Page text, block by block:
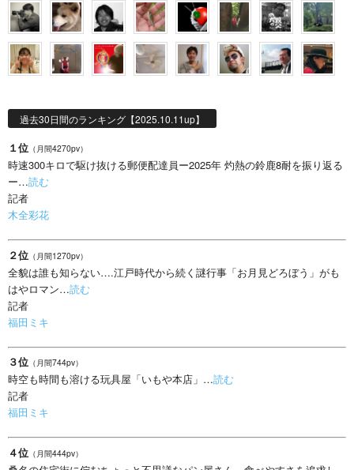
過去30日間のランキング【2025.10.11up】
１位 （月間4270pv）
時速300キロで駆け抜ける郵便配達員ー2025年 灼熱の鈴鹿8耐を振り返る
ー…読む
記者
木全彩花
２位 （月間1270pv）
全貌は誰も知らない….江戸時代から続く謎行事「お月見どろぼう」がも
はやロマン…読む
記者
福田ミキ
３位 （月間744pv）
時空も時間も溶ける玩具屋「いもや本店」…読む
記者
福田ミキ
４位 （月間444pv）